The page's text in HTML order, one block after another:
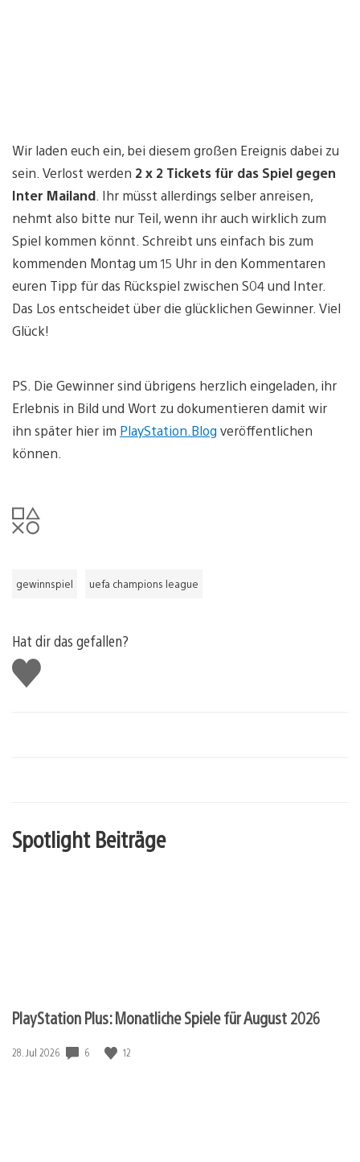
Wir laden euch ein, bei diesem großen Ereignis dabei zu
sein. Verlost werden 2 x 2 Tickets für das Spiel gegen
Inter Mailand . Ihr müsst allerdings selber anreisen,
nehmt also bitte nur Teil, wenn ihr auch wirklich zum
Spiel kommen könnt. Schreibt uns einfach bis zum
kommenden Montag um 15 Uhr in den Kommentaren
euren Tipp für das Rückspiel zwischen S04 und Inter.
Das Los entscheidet über die glücklichen Gewinner. Viel
Glück!
PS. Die Gewinner sind übrigens herzlich eingeladen, ihr
Erlebnis in Bild und Wort zu dokumentieren damit wir
ihn später hier im PlayStation.Blog veröffentlichen
können.
gewinnspiel uefa champions league
Hat dir das gefallen?
Gefällt
mir
Spotlight Beiträge
PlayStation Plus: Monatliche Spiele für August 2026
Veröffentlichungsdatum:
28. Jul 2026 6 12